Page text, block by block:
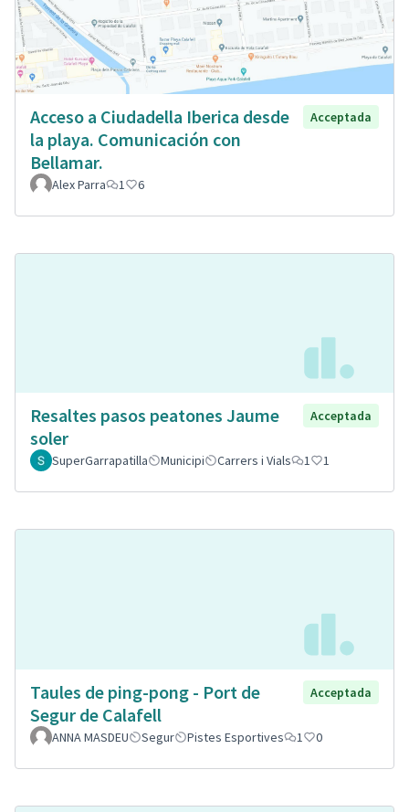
Acceso a Ciudadella Iberica desde
la playa. Comunicación con
Bellamar.
Acceptada
Alex Parra 1 6
Resaltes pasos peatones Jaume
soler
Acceptada
SuperGarrapatilla Municipi Carrers i Vials 1 1
Taules de ping-pong - Port de
Segur de Calafell
Acceptada
ANNA MASDEU Segur Pistes Esportives 1 0